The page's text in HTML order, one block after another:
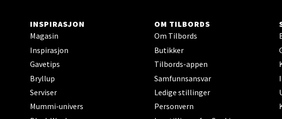
INSPIRASJON
Magasin
Inspirasjon
Gavetips
Bryllup
Serviser
Mummi-univers
OM TILBORDS
Om Tilbords
Butikker
Tilbords-appen
Samfunnsansvar
Ledige stillinger
Personvern
Ski - Thon
Ski Storsenter,
Åpent i dag 10-21
0 i butikk